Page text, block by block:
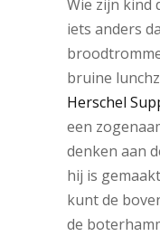
Wie zijn kind
iets anders
bruine
Herschel
een
denken aan
hij is
kunt de
de